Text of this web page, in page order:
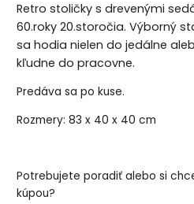
Retro stoličky s drevenými
60.roky 20.storočia. Výborný
sa hodia nielen do jedálne
kľudne do pracovne.
Predáva sa po kuse.
Rozmery: 83 x 40 x 40 cm
Potrebujete poradiť alebo si
kúpou?